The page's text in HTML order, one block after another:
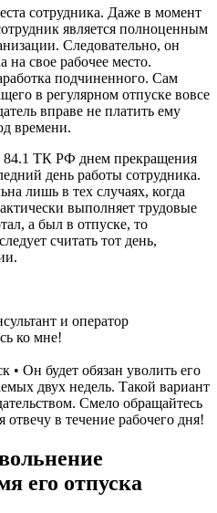
сотрудника. Даже в момент
является полноценным
Следовательно, он
на свое рабочее место.
подчиненного. Сам
в регулярном отпуске вовсе
вправе не платить ему
времени.
84.1 ТК РФ днем прекращения
день работы сотрудника.
лишь в тех случаях, когда
выполняет трудовые
а был в отпуске, то
считать тот день,
и оператор
ко мне!
• Он будет обязан уволить его
двух недель. Такой вариант
Смело обращайтесь
в течение рабочего дня!
его отпуска